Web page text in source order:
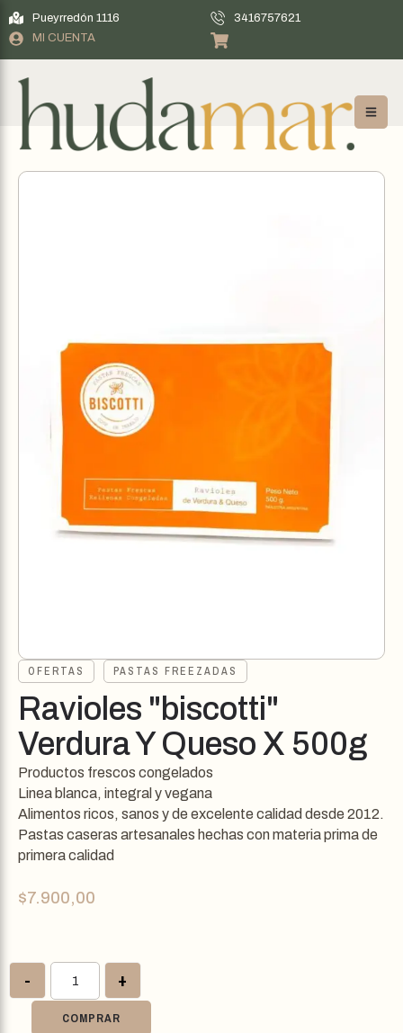
Pueyrredón 1116
3416757621
MI CUENTA
OFERTAS PASTAS FREEZADAS
Ravioles "biscotti"
Verdura Y Queso X 500g
Productos frescos congelados
Linea blanca, integral y vegana
Alimentos ricos, sanos y de excelente calidad desde 2012.
Pastas caseras artesanales hechas con materia prima de
primera calidad
$7.900,00
- +
COMPRAR